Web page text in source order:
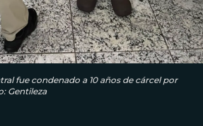
fue condenado a 10 años de cárcel por
Gentileza